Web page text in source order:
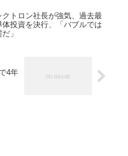
クトロン社長が強気、過去最
体投資を決行、「バブルでは
」
4年